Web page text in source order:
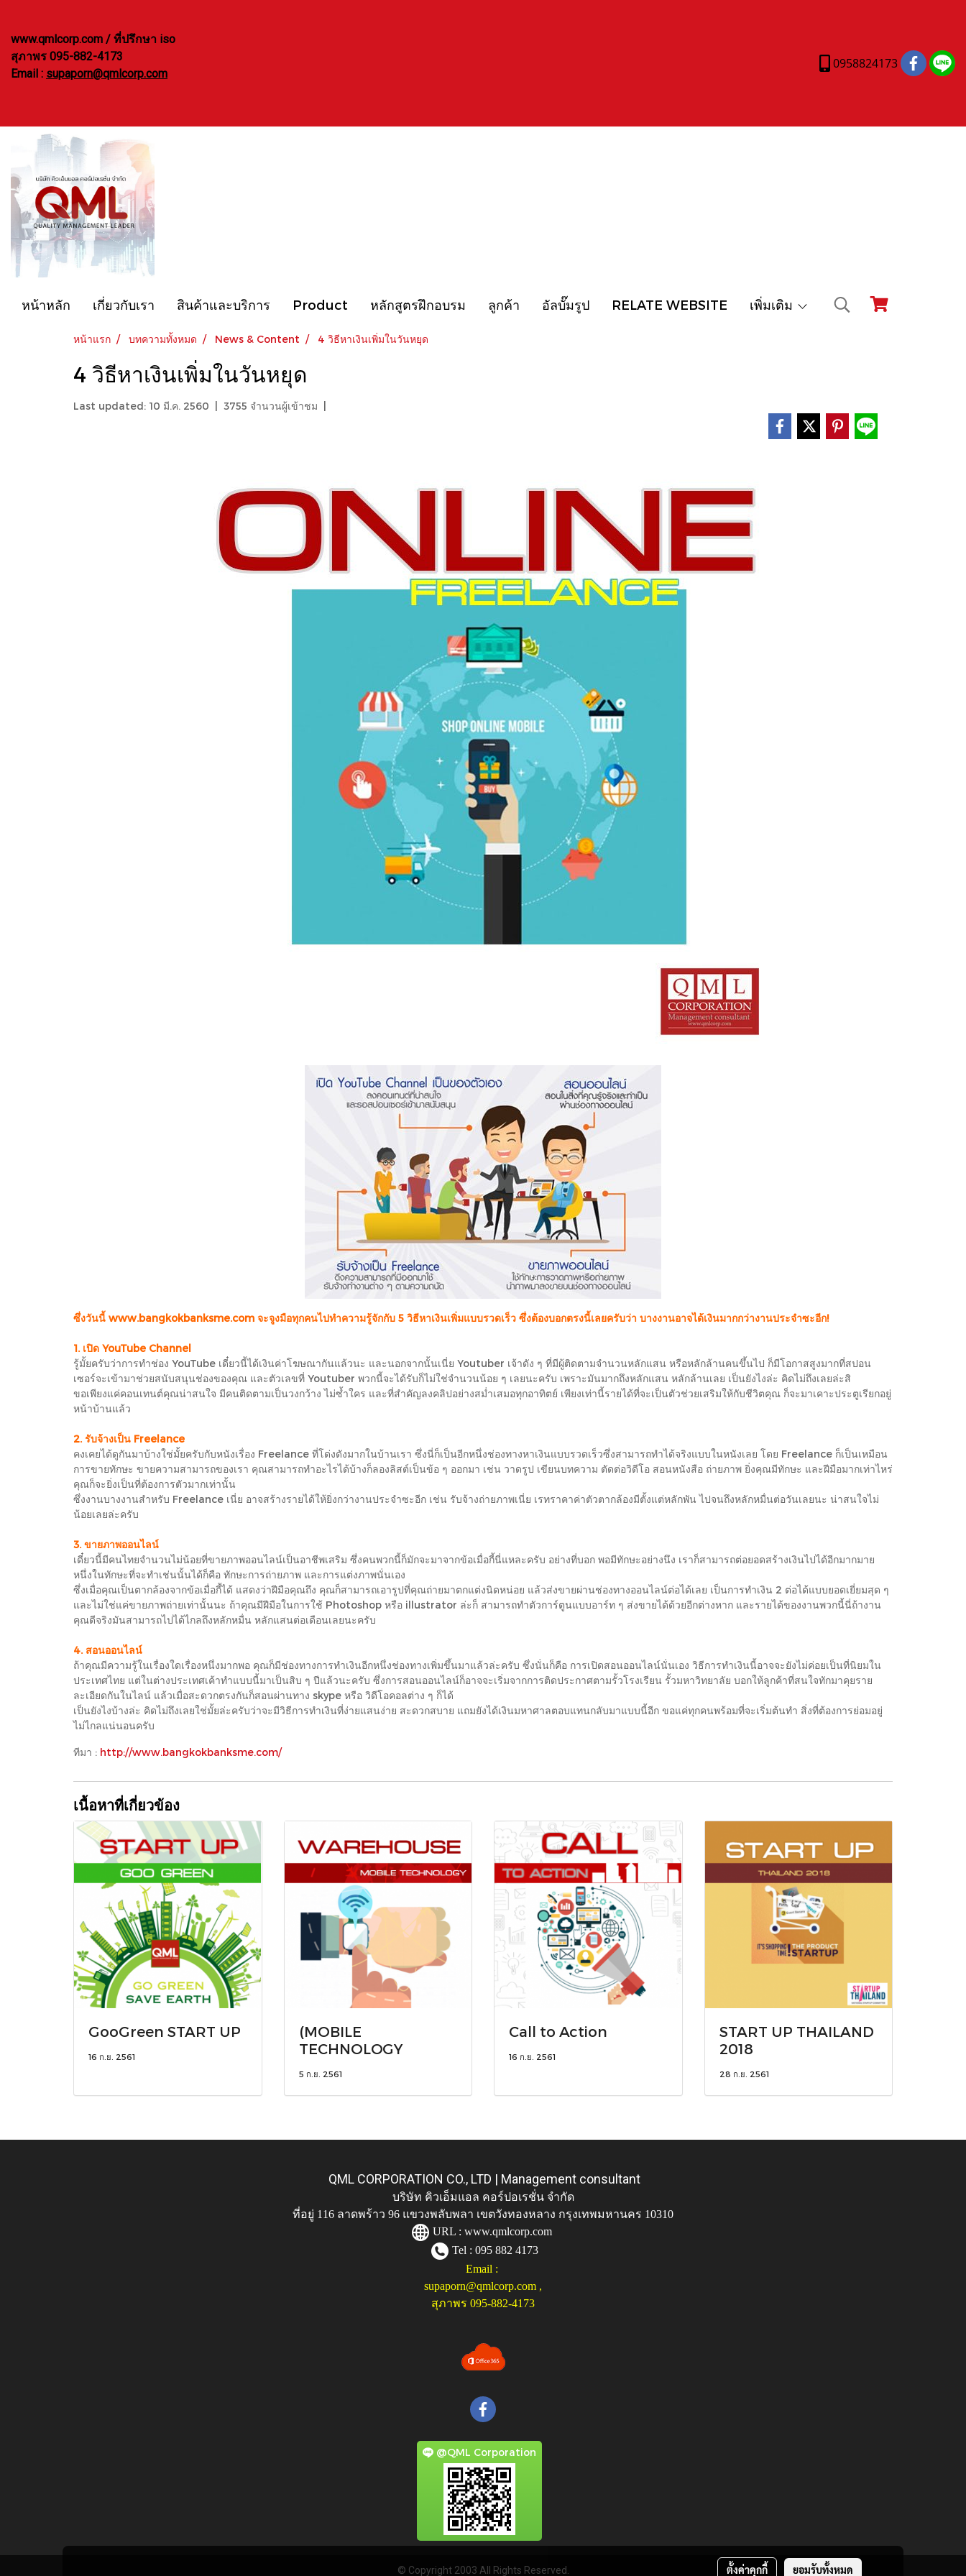
www.qmlcorp.com / ที่ปรึกษา iso
สุภาพร 095-882-4173
Email : supaporn@qmlcorp.com
0958824173
หน้าหลัก เกี่ยวกับเรา สินค้าและบริการ Product หลักสูตรฝึกอบรม ลูกค้า อัลบั๊มรูป RELATE WEBSITE เพิ่มเติม
หน้าแรก บทความทั้งหมด News & Content 4 วิธีหาเงินเพิ่มในวันหยุด
4 วิธีหาเงินเพิ่มในวันหยุด
Last updated: 10 มี.ค. 2560 3755 จำนวนผู้เข้าชม
ซึ่งวันนี้ www.bangkokbanksme.com จะจูงมือทุกคนไปทำความรู้จักกับ 5 วิธีหาเงินเพิ่มแบบรวดเร็ว ซึ่งต้องบอกตรงนี้เลยครับว่า บางงานอาจได้เงินมากกว่างานประจำซะอีก!
1. เปิด YouTube Channel
รู้มั้ยครับว่าการทำช่อง YouTube เดี๋ยวนี้ได้เงินค่าโฆษณากันแล้วนะ และนอกจากนั้นเนี่ย Youtuber เจ้าดัง ๆ ที่มีผู้ติดตามจำนวนหลักแสน หรือหลักล้านคนขึ้นไป ก็มีโอกาสสูงมากที่สปอน
เซอร์จะเข้ามาช่วยสนับสนุนช่องของคุณ และตัวเลขที่ Youtuber พวกนี้จะได้รับก็ไม่ใช่จำนวนน้อย ๆ เลยนะครับ เพราะมันมากถึงหลักแสน หลักล้านเลย เป็นยังไงล่ะ คิดไม่ถึงเลยล่ะสิ
ขอเพียงแค่คอนเทนต์คุณน่าสนใจ มีคนติดตามเป็นวงกว้าง ไม่ซ้ำใคร และที่สำคัญลงคลิปอย่างสม่ำเสมอทุกอาทิตย์ เพียงเท่านี้รายได้ที่จะเป็นตัวช่วยเสริมให้กับชีวิตคุณ ก็จะมาเคาะประตูเรียกอยู่
หน้าบ้านแล้ว
2. รับจ้างเป็น Freelance
คงเคยได้ดูกันมาบ้างใช่มั้ยครับกับหนังเรื่อง Freelance ที่โด่งดังมากในบ้านเรา ซึ่งนี่ก็เป็นอีกหนึ่งช่องทางหาเงินแบบรวดเร็วซึ่งสามารถทำได้จริงแบบในหนังเลย โดย Freelance ก็เป็นเหมือน
การขายทักษะ ขายความสามารถของเรา คุณสามารถทำอะไรได้บ้างก็ลองลิสต์เป็นข้อ ๆ ออกมา เช่น วาดรูป เขียนบทความ ตัดต่อวิดีโอ สอนหนังสือ ถ่ายภาพ ยิ่งคุณมีทักษะ และฝีมือมากเท่าไหร่
คุณก็จะยิ่งเป็นที่ต้องการตัวมากเท่านั้น
ซึ่งงานบางงานสำหรับ Freelance เนี่ย อาจสร้างรายได้ให้ยิ่งกว่างานประจำซะอีก เช่น รับจ้างถ่ายภาพเนี่ย เรทราคาค่าตัวตากล้องมีตั้งแต่หลักพัน ไปจนถึงหลักหมื่นต่อวันเลยนะ น่าสนใจไม่
น้อยเลยล่ะครับ
3. ขายภาพออนไลน์
เดี๋ยวนี้มีคนไทยจำนวนไม่น้อยที่ขายภาพออนไลน์เป็นอาชีพเสริม ซึ่งคนพวกนี้ก็มักจะมาจากข้อเมื่อกี้นี่แหละครับ อย่างที่บอก พอมีทักษะอย่างนึง เราก็สามารถต่อยอดสร้างเงินไปได้อีกมากมาย
หนึ่งในทักษะที่จะทำเช่นนั้นได้ก็คือ ทักษะการถ่ายภาพ และการแต่งภาพนั่นเอง
ซึ่งเมื่อคุณเป็นตากล้องจากข้อเมื่อกี้ได้ แสดงว่าฝีมือคุณถึง คุณก็สามารถเอารูปที่คุณถ่ายมาตกแต่งนิดหน่อย แล้วส่งขายผ่านช่องทางออนไลน์ต่อได้เลย เป็นการทำเงิน 2 ต่อได้แบบยอดเยี่ยมสุด ๆ
และไม่ใช่แค่ขายภาพถ่ายเท่านั้นนะ ถ้าคุณมีฝีมือในการใช้ Photoshop หรือ illustrator ล่ะก็ สามารถทำตัวการ์ตูนแบบอาร์ท ๆ ส่งขายได้ด้วยอีกต่างหาก และรายได้ของงานพวกนี้นี่ถ้างาน
คุณดีจริงมันสามารถไปได้ไกลถึงหลักหมื่น หลักแสนต่อเดือนเลยนะครับ
4. สอนออนไลน์
ถ้าคุณมีความรู้ในเรื่องใดเรื่องหนึ่งมากพอ คุณก็มีช่องทางการทำเงินอีกหนึ่งช่องทางเพิ่มขึ้นมาแล้วล่ะครับ ซึ่งนั่นก็คือ การเปิดสอนออนไลน์นั่นเอง วิธีการทำเงินนี้อาจจะยังไม่ค่อยเป็นที่นิยมใน
ประเทศไทย แต่ในต่างประเทศเค้าทำแบบนี้มาเป็นสิบ ๆ ปีแล้วนะครับ ซึ่งการสอนออนไลน์ก็อาจจะเริ่มจากการติดประกาศตามรั้วโรงเรียน รั้วมหาวิทยาลัย บอกให้ลูกค้าที่สนใจทักมาคุยราย
ละเอียดกันในไลน์ แล้วเมื่อสะดวกตรงกันก็สอนผ่านทาง skype หรือ วิดีโอคอลต่าง ๆ ก็ได้
เป็นยังไงบ้างล่ะ คิดไม่ถึงเลยใช่มั้ยล่ะครับว่าจะมีวิธีการทำเงินที่ง่ายแสนง่าย สะดวกสบาย แถมยังได้เงินมหาศาลตอบแทนกลับมาแบบนี้อีก ขอแค่ทุกคนพร้อมที่จะเริ่มต้นทำ สิ่งที่ต้องการย่อมอยู่
ไม่ไกลแน่นอนครับ
ทีมา : http://www.bangkokbanksme.com/
เนื้อหาที่เกี่ยวข้อง
GooGreen START UP
16 ก.ย. 2561
(MOBILE
TECHNOLOGY
5 ก.ย. 2561
Call to Action
16 ก.ย. 2561
START UP THAILAND
2018
28 ก.ย. 2561
QML CORPORATION CO., LTD | Management consultant
บริษัท คิวเอ็มแอล คอร์ปอเรชั่น จำกัด
ที่อยู่ 116 ลาดพร้าว 96 แขวงพลับพลา เขตวังทองหลาง กรุงเทพมหานคร 10310
URL : www.qmlcorp.com
Tel : 095 882 4173
Email :
supaporn@qmlcorp.com ,
สุภาพร 095-882-4173
@QML Corporation
© Copyright 2003 All Rights Reserved. ตั้งค่าคุกกี้ ยอมรับทั้งหมด